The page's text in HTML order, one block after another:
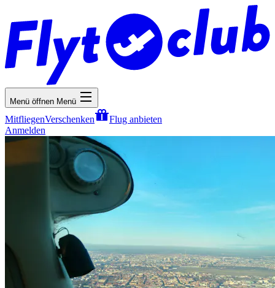
Menü öffnen Menü
MitfliegenVerschenken
Flug anbieten
Anmelden